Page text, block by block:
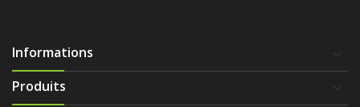
Informations
Produits